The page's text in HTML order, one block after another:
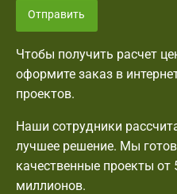
Отправить
Чтобы получить расчет
оформите заказ в
проектов.
Наши сотрудники
лучшее решение. Мы
качественные проекты от
миллионов.